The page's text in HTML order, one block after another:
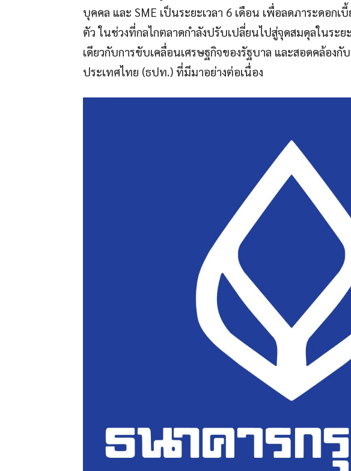
บุคคล และ SME เป็นระยะเวลา 6 เดือน เพื่อลดภาระดอก
ตัว ในช่วงที่กลไกตลาดกำลังปรับเปลี่ยนไปสู่จุดสมดุลในระ
เดียวกับการขับเคลื่อนเศรษฐกิจของรัฐบาล และสอดคล้อง
ประเทศไทย (ธปท.) ที่มีมาอย่างต่อเนื่อง